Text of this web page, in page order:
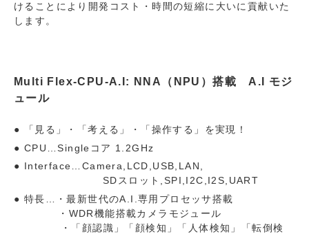
けることにより開発コスト・時間の短縮に大いに貢献いた
します。
Multi Flex-CPU-A.I: NNA（NPU）搭載 A.I モジ
ュール
「見る」・「考える」・「操作する」を実現！
CPU…Singleコア 1.2GHz
Interface…Camera,LCD,USB,LAN,
SDスロット,SPI,I2C,I2S,UART
特長…・最新世代のA.I.専用プロセッサ搭載
・WDR機能搭載カメラモジュール
・「顔認識」「顔検知」「人体検知」「転倒検